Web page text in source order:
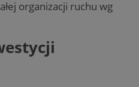
organizacji ruchu wg